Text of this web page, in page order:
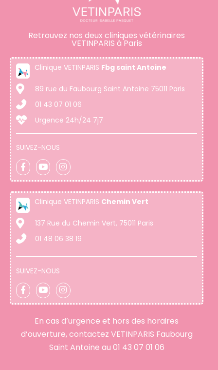
Retrouvez nos deux cliniques vétérinaires
VETINPARIS à Paris
Clinique VETINPARIS Fbg saint Antoine
89 rue du Faubourg Saint Antoine 75011 Paris
01 43 07 01 06
Urgence 24h/24 7j7
SUIVEZ-NOUS
Clinique VETINPARIS Chemin Vert
137 Rue du Chemin Vert, 75011 Paris
01 48 06 38 19
SUIVEZ-NOUS
En cas d’urgence et hors des horaires
d’ouverture, contactez VETINPARIS Faubourg
Saint Antoine au 01 43 07 01 06